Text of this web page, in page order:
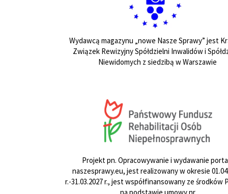
Wydawcą magazynu „nowe Nasze Sprawy” jest
Związek Rewizyjny Spółdzielni Inwalidów i
Niewidomych z siedzibą w Warszawie
Projekt pn. Opracowywanie i wydawanie
naszesprawy.eu, jest realizowany w okresie
r.-31.03.2027 r., jest współfinansowany ze środków